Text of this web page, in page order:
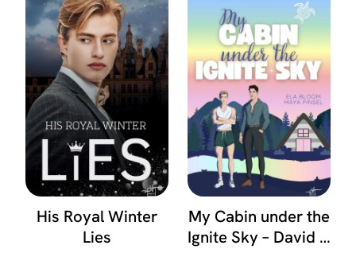
His Royal Winter
Lies
My Cabin under the
Ignite Sky – David &